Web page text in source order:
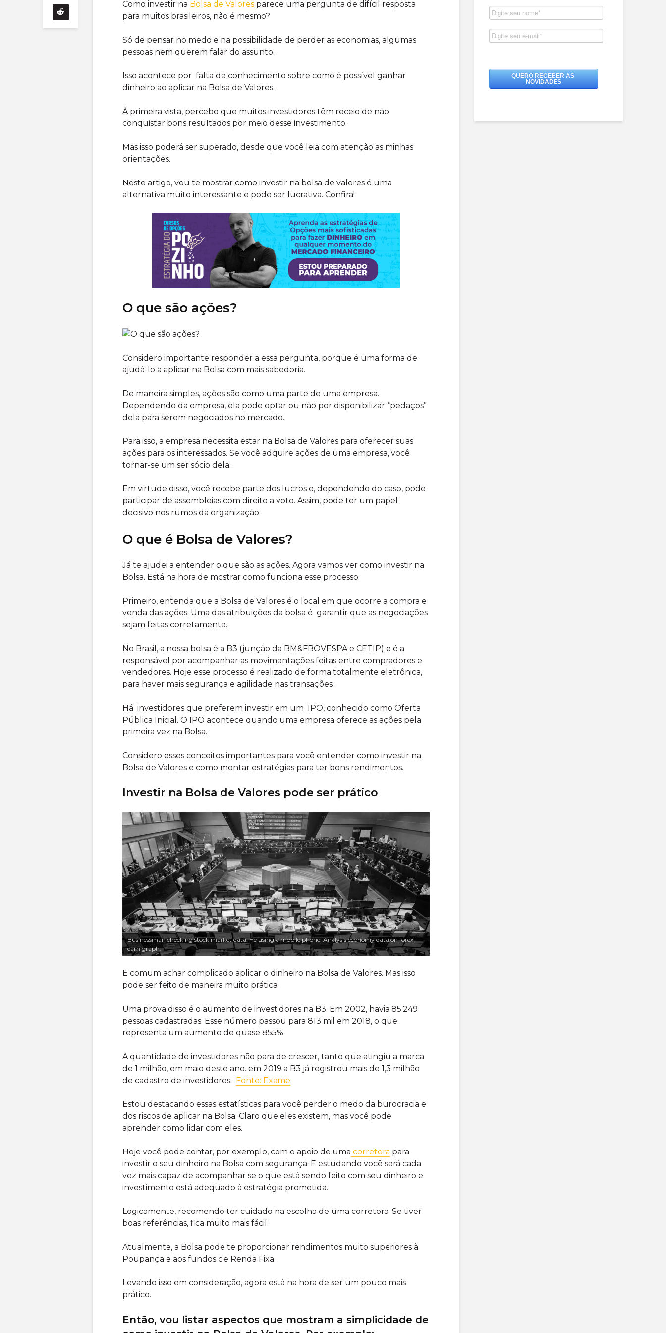
Como investir na Bolsa de Valores parece uma pergunta de difícil resposta
para muitos brasileiros, não é mesmo?
Só de pensar no medo e na possibilidade de perder as economias, algumas
pessoas nem querem falar do assunto.
Isso acontece por falta de conhecimento sobre como é possível ganhar
dinheiro ao aplicar na Bolsa de Valores.
À primeira vista, percebo que muitos investidores têm receio de não
conquistar bons resultados por meio desse investimento.
Mas isso poderá ser superado, desde que você leia com atenção as minhas
orientações.
Neste artigo, vou te mostrar como investir na bolsa de valores é uma
alternativa muito interessante e pode ser lucrativa. Confira!
O que são ações?
Considero importante responder a essa pergunta, porque é uma forma de
ajudá-lo a aplicar na Bolsa com mais sabedoria.
De maneira simples, ações são como uma parte de uma empresa.
Dependendo da empresa, ela pode optar ou não por disponibilizar “pedaços”
dela para serem negociados no mercado.
Para isso, a empresa necessita estar na Bolsa de Valores para oferecer suas
ações para os interessados. Se você adquire ações de uma empresa, você
tornar-se um ser sócio dela.
Em virtude disso, você recebe parte dos lucros e, dependendo do caso, pode
participar de assembleias com direito a voto. Assim, pode ter um papel
decisivo nos rumos da organização.
O que é Bolsa de Valores?
Já te ajudei a entender o que são as ações. Agora vamos ver como investir na
Bolsa. Está na hora de mostrar como funciona esse processo.
Primeiro, entenda que a Bolsa de Valores é o local em que ocorre a compra e
venda das ações. Uma das atribuições da bolsa é garantir que as negociações
sejam feitas corretamente.
No Brasil, a nossa bolsa é a B3 (junção da BM&FBOVESPA e CETIP) e é a
responsável por acompanhar as movimentações feitas entre compradores e
vendedores. Hoje esse processo é realizado de forma totalmente eletrônica,
para haver mais segurança e agilidade nas transações.
Há investidores que preferem investir em um IPO, conhecido como Oferta
Pública Inicial. O IPO acontece quando uma empresa oferece as ações pela
primeira vez na Bolsa.
Considero esses conceitos importantes para você entender como investir na
Bolsa de Valores e como montar estratégias para ter bons rendimentos.
Investir na Bolsa de Valores pode ser prático
Businessman checking stock market data. He using a mobile phone. Analysis economy data on forex
earn graph.
É comum achar complicado aplicar o dinheiro na Bolsa de Valores. Mas isso
pode ser feito de maneira muito prática.
Uma prova disso é o aumento de investidores na B3. Em 2002, havia 85.249
pessoas cadastradas. Esse número passou para 813 mil em 2018, o que
representa um aumento de quase 855%.
A quantidade de investidores não para de crescer, tanto que atingiu a marca
de 1 milhão, em maio deste ano. em 2019 a B3 já registrou mais de 1,3 milhão
de cadastro de investidores.
Fonte: Exame
Estou destacando essas estatísticas para você perder o medo da burocracia e
dos riscos de aplicar na Bolsa. Claro que eles existem, mas você pode
aprender como lidar com eles.
Hoje você pode contar, por exemplo, com o apoio de uma corretora para
investir o seu dinheiro na Bolsa com segurança. E estudando você será cada
vez mais capaz de acompanhar se o que está sendo feito com seu dinheiro e
investimento está adequado à estratégia prometida.
Logicamente, recomendo ter cuidado na escolha de uma corretora. Se tiver
boas referências, fica muito mais fácil.
Atualmente, a Bolsa pode te proporcionar rendimentos muito superiores à
Poupança e aos fundos de Renda Fixa.
Levando isso em consideração, agora está na hora de ser um pouco mais
prático.
Então, vou listar aspectos que mostram a simplicidade de